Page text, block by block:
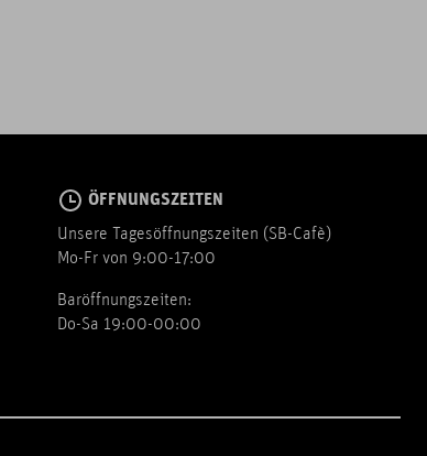
ÖFFNUNGSZEITEN
Unsere Tagesöffnungszeiten (SB-Cafè)
Mo-Fr von 9:00-17:00
Baröffnungszeiten:
Do-Sa 19:00-00:00